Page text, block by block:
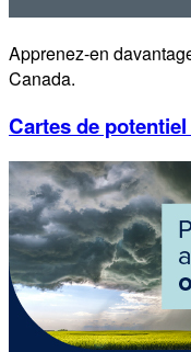
Apprenez-en
Canada.
Cartes de